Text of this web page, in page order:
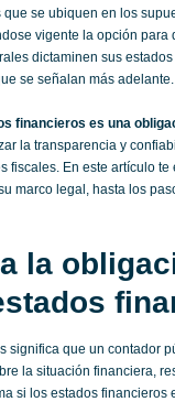
se ubiquen en los
vigente la opción
dictaminen sus
se señalan más adelante.
financieros es una
la transparencia y
fiscales. En este artículo
marco legal, hasta los
la
significa que un contador
la situación financiera,
si los estados